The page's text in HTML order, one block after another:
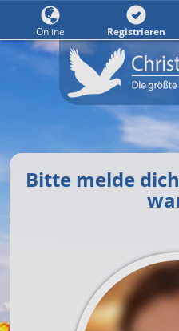
Bitte melde
Online Registrieren